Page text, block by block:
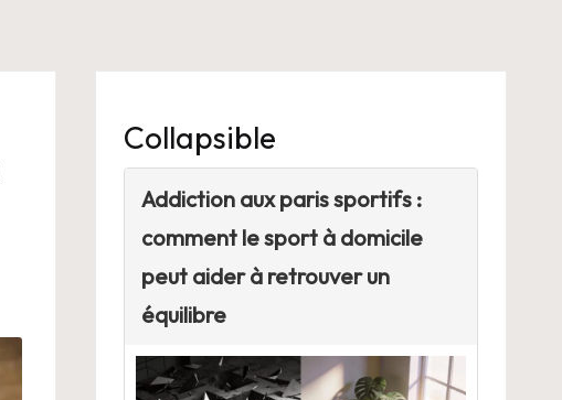
Collapsible
Addiction aux paris sportifs :
comment le sport à domicile
peut aider à retrouver un
équilibre